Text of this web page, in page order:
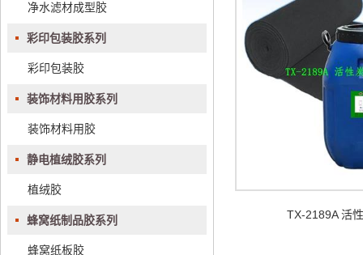
净水滤材成型胶
彩印包装胶系列
彩印包装胶
装饰材料用胶系列
装饰材料用胶
静电植绒胶系列
植绒胶
蜂窝纸制品胶系列
蜂窝纸板胶
TX-2189A 活